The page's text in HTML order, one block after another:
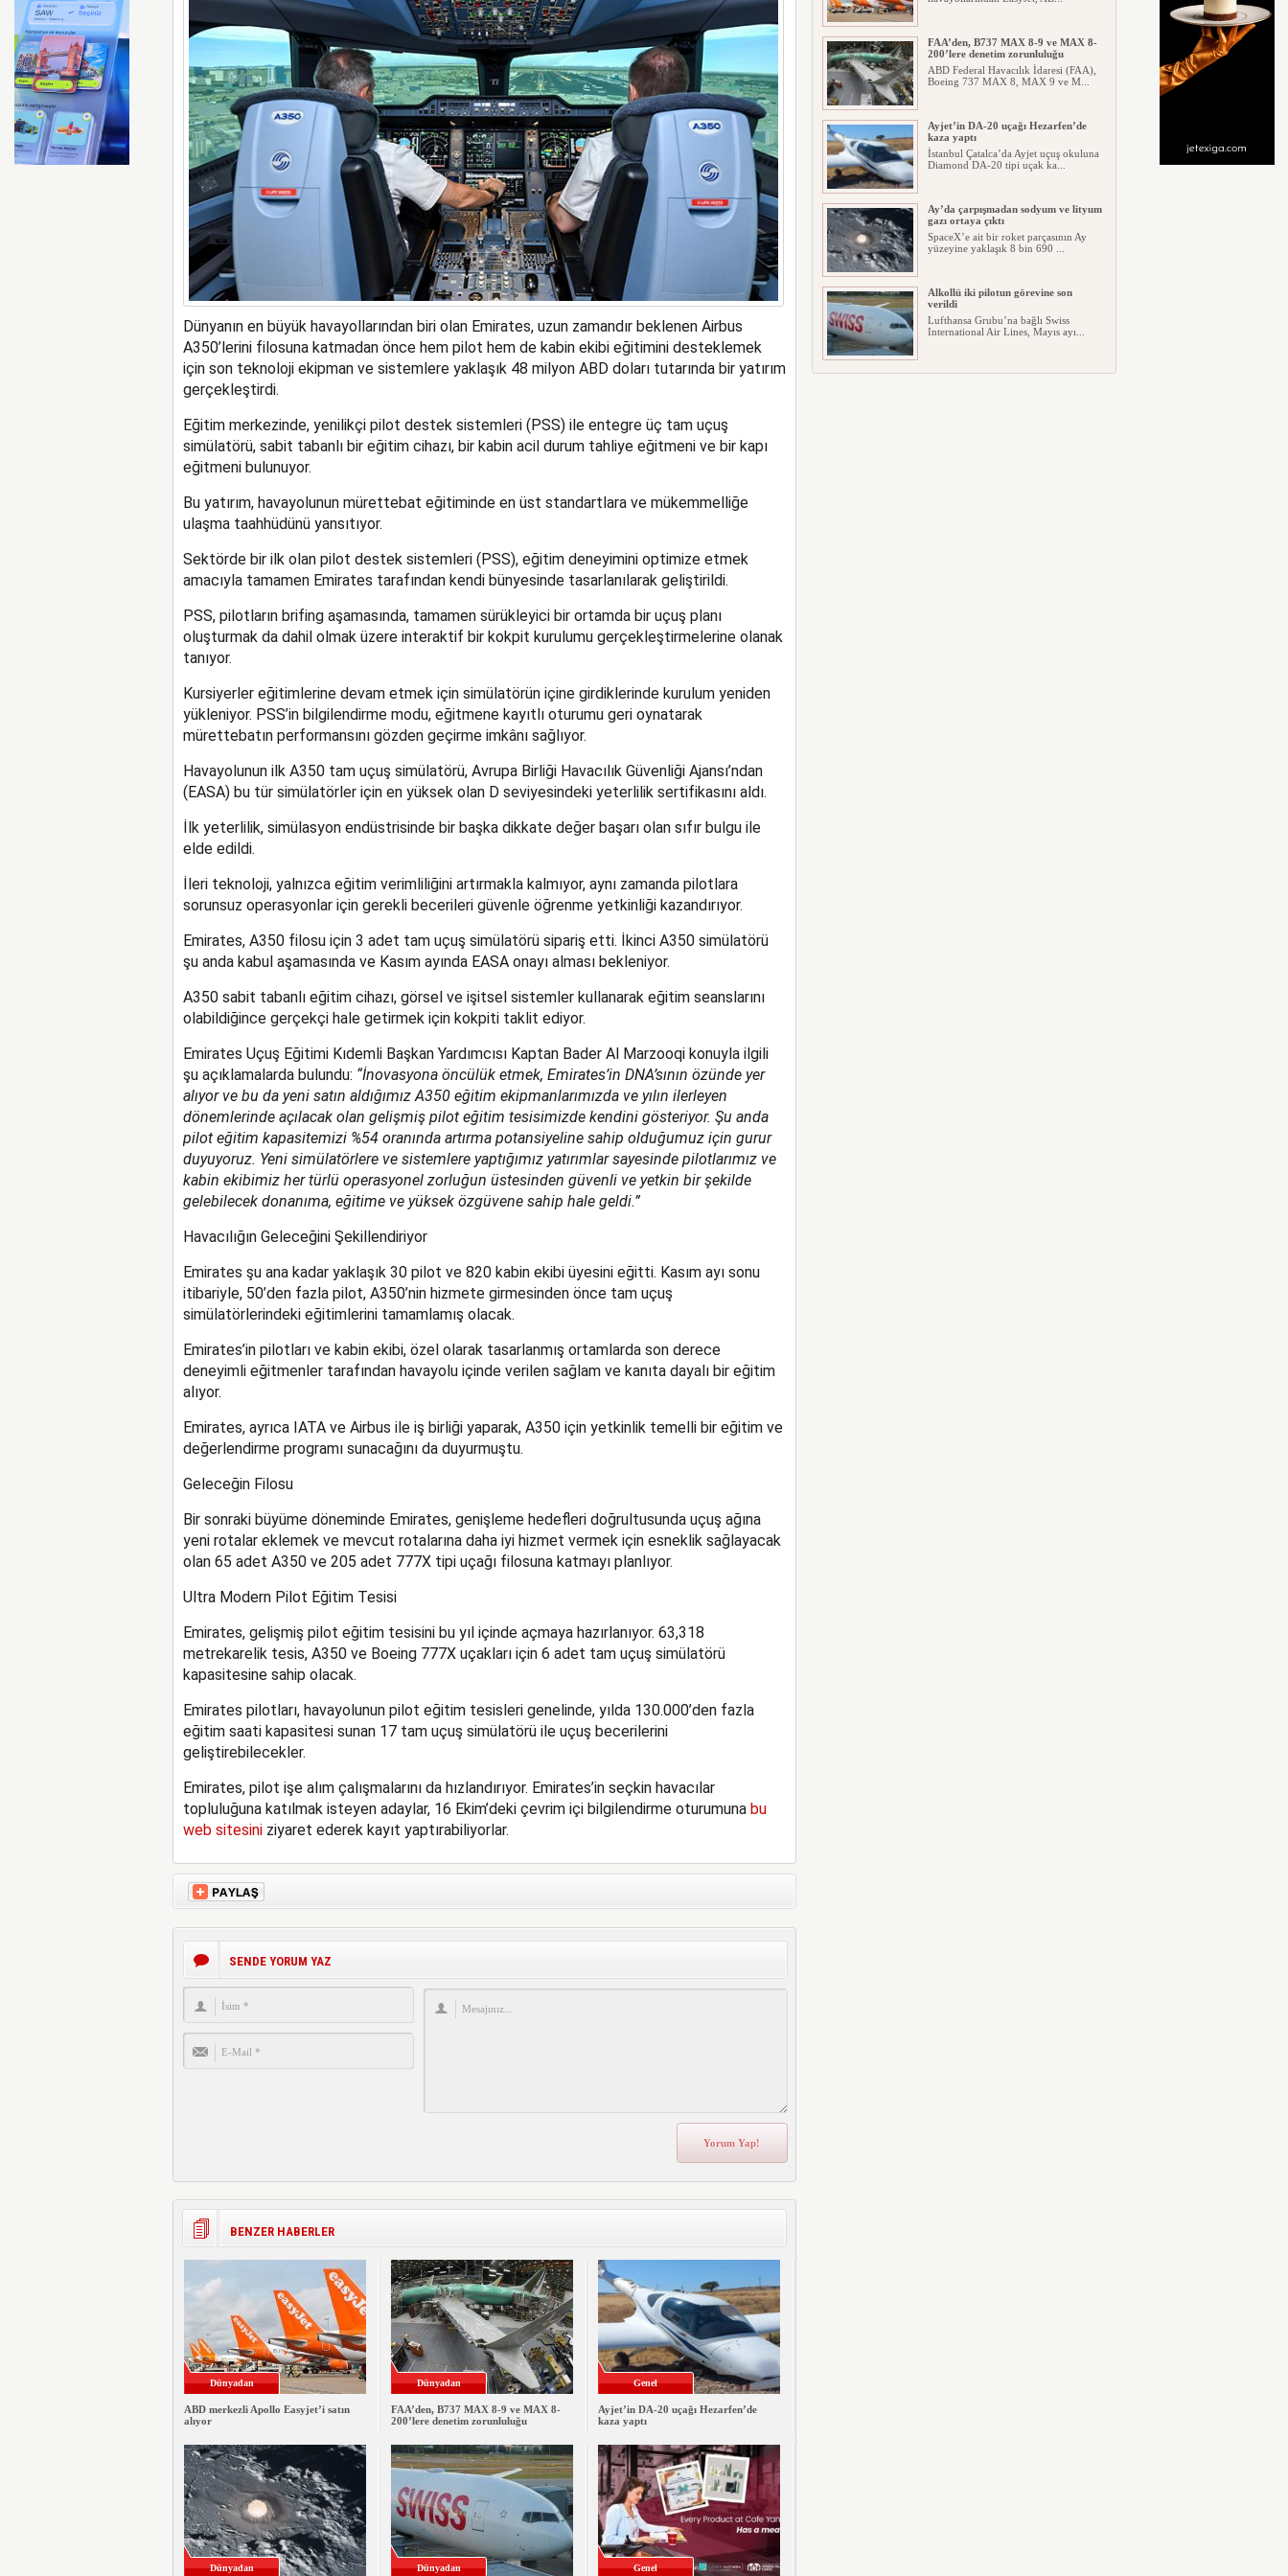
İberia Havayolu 12 Ağustos’ta özel uçuş yapacak
Dünyanın en büyük havayollarından biri olan Emirates, uzun zamandır beklenen Airbus
A350’lerini filosuna katmadan önce hem pilot hem de kabin ekibi eğitimini desteklemek
için son teknoloji ekipman ve sistemlere yaklaşık 48 milyon ABD doları tutarında bir yatırım
gerçekleştirdi.
Eğitim merkezinde, yenilikçi pilot destek sistemleri (PSS) ile entegre üç tam uçuş
simülatörü, sabit tabanlı bir eğitim cihazı, bir kabin acil durum tahliye eğitmeni ve bir kapı
eğitmeni bulunuyor.
Bu yatırım, havayolunun mürettebat eğitiminde en üst standartlara ve mükemmelliğe
ulaşma taahhüdünü yansıtıyor.
Sektörde bir ilk olan pilot destek sistemleri (PSS), eğitim deneyimini optimize etmek
amacıyla tamamen Emirates tarafından kendi bünyesinde tasarlanılarak geliştirildi.
PSS, pilotların brifing aşamasında, tamamen sürükleyici bir ortamda bir uçuş planı
oluşturmak da dahil olmak üzere interaktif bir kokpit kurulumu gerçekleştirmelerine olanak
tanıyor.
Kursiyerler eğitimlerine devam etmek için simülatörün içine girdiklerinde kurulum yeniden
yükleniyor. PSS’in bilgilendirme modu, eğitmene kayıtlı oturumu geri oynatarak
mürettebatın performansını gözden geçirme imkânı sağlıyor.
Havayolunun ilk A350 tam uçuş simülatörü, Avrupa Birliği Havacılık Güvenliği Ajansı’ndan
(EASA) bu tür simülatörler için en yüksek olan D seviyesindeki yeterlilik sertifikasını aldı.
İlk yeterlilik, simülasyon endüstrisinde bir başka dikkate değer başarı olan sıfır bulgu ile
elde edildi.
İleri teknoloji, yalnızca eğitim verimliliğini artırmakla kalmıyor, aynı zamanda pilotlara
sorunsuz operasyonlar için gerekli becerileri güvenle öğrenme yetkinliği kazandırıyor.
Emirates, A350 filosu için 3 adet tam uçuş simülatörü sipariş etti. İkinci A350 simülatörü
şu anda kabul aşamasında ve Kasım ayında EASA onayı alması bekleniyor.
A350 sabit tabanlı eğitim cihazı, görsel ve işitsel sistemler kullanarak eğitim seanslarını
olabildiğince gerçekçi hale getirmek için kokpiti taklit ediyor.
Emirates Uçuş Eğitimi Kıdemli Başkan Yardımcısı Kaptan Bader Al Marzooqi konuyla ilgili
şu açıklamalarda bulundu: “İnovasyona öncülük etmek, Emirates’in DNA’sının özünde yer
alıyor ve bu da yeni satın aldığımız A350 eğitim ekipmanlarımızda ve yılın ilerleyen
dönemlerinde açılacak olan gelişmiş pilot eğitim tesisimizde kendini gösteriyor. Şu anda
pilot eğitim kapasitemizi %54 oranında artırma potansiyeline sahip olduğumuz için gurur
duyuyoruz. Yeni simülatörlere ve sistemlere yaptığımız yatırımlar sayesinde pilotlarımız ve
kabin ekibimiz her türlü operasyonel zorluğun üstesinden güvenli ve yetkin bir şekilde
gelebilecek donanıma, eğitime ve yüksek özgüvene sahip hale geldi.”
Havacılığın Geleceğini Şekillendiriyor
Emirates şu ana kadar yaklaşık 30 pilot ve 820 kabin ekibi üyesini eğitti. Kasım ayı sonu
itibariyle, 50’den fazla pilot, A350’nin hizmete girmesinden önce tam uçuş
simülatörlerindeki eğitimlerini tamamlamış olacak.
Emirates’in pilotları ve kabin ekibi, özel olarak tasarlanmış ortamlarda son derece
deneyimli eğitmenler tarafından havayolu içinde verilen sağlam ve kanıta dayalı bir eğitim
alıyor.
Emirates, ayrıca IATA ve Airbus ile iş birliği yaparak, A350 için yetkinlik temelli bir eğitim ve
değerlendirme programı sunacağını da duyurmuştu.
Geleceğin Filosu
Bir sonraki büyüme döneminde Emirates, genişleme hedefleri doğrultusunda uçuş ağına
yeni rotalar eklemek ve mevcut rotalarına daha iyi hizmet vermek için esneklik sağlayacak
olan 65 adet A350 ve 205 adet 777X tipi uçağı filosuna katmayı planlıyor.
Ultra Modern Pilot Eğitim Tesisi
Emirates, gelişmiş pilot eğitim tesisini bu yıl içinde açmaya hazırlanıyor. 63,318
metrekarelik tesis, A350 ve Boeing 777X uçakları için 6 adet tam uçuş simülatörü
kapasitesine sahip olacak.
Emirates pilotları, havayolunun pilot eğitim tesisleri genelinde, yılda 130.000’den fazla
eğitim saati kapasitesi sunan 17 tam uçuş simülatörü ile uçuş becerilerini
geliştirebilecekler.
Emirates, pilot işe alım çalışmalarını da hızlandırıyor. Emirates’in seçkin havacılar
topluluğuna katılmak isteyen adaylar, 16 Ekim’deki çevrim içi bilgilendirme oturumuna bu
web sitesiniziyaret ederek kayıt yaptırabiliyorlar.
SENDE YORUM YAZ
BENZER HABERLER
Dünyadan
ABD merkezli Apollo Easyjet’i satın
alıyor
Dünyadan
FAA’den, B737 MAX 8-9 ve MAX 8-
200’lere denetim zorunluluğu
Genel
Ayjet’in DA-20 uçağı Hezarfen’de
kaza yaptı
Dünyadan Dünyadan Genel
FAA’den, B737 MAX 8-9 ve MAX 8-
200’lere denetim zorunluluğu
ABD Federal Havacılık İdaresi (FAA),
Boeing 737 MAX 8, MAX 9 ve M...
Ayjet’in DA-20 uçağı Hezarfen’de
kaza yaptı
İstanbul Çatalca’da Ayjet uçuş okuluna
Diamond DA-20 tipi uçak ka...
Ay’da çarpışmadan sodyum ve lityum
gazı ortaya çıktı
SpaceX’e ait bir roket parçasının Ay
yüzeyine yaklaşık 8 bin 690 ...
Alkollü iki pilotun görevine son
verildi
Lufthansa Grubu’na bağlı Swiss
International Air Lines, Mayıs ayı...
İGA, iç hat yolcularını Cafe